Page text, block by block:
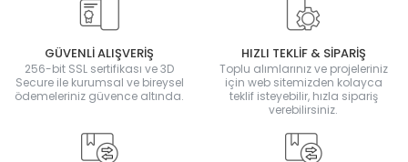
GÜVENLİ ALIŞVERİŞ
256-bit SSL sertifikası ve 3D
Secure ile kurumsal ve bireysel
ödemeleriniz güvence altında.
HIZLI TEKLİF & SİPARİŞ
Toplu alımlarınız ve projeleriniz
için web sitemizden kolayca
teklif isteyebilir, hızla sipariş
verebilirsiniz.